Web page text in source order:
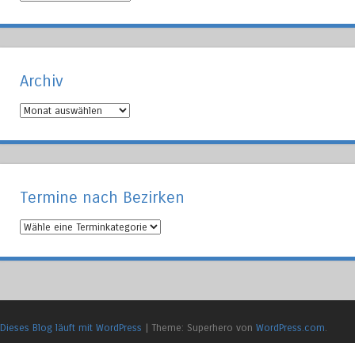
Bezirken
Archiv
Archiv
Termine nach Bezirken
Dieses Blog läuft mit WordPress | Theme: Superhero von WordPress.com.